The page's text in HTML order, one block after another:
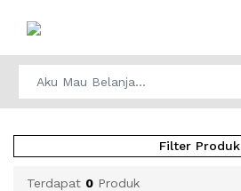
Filter Produk
Terdapat 0 Produk